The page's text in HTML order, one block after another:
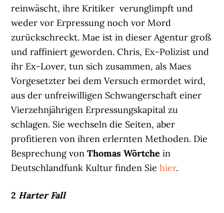
reinwäscht, ihre Kritiker verunglimpft und
weder vor Erpressung noch vor Mord
zurückschreckt. Mae ist in dieser Agentur groß
und raffiniert geworden. Chris, Ex-Polizist und
ihr Ex-Lover, tun sich zusammen, als Maes
Vorgesetzter bei dem Versuch ermordet wird,
aus der unfreiwilligen Schwangerschaft einer
Vierzehnjährigen Erpressungskapital zu
schlagen. Sie wechseln die Seiten, aber
profitieren von ihren erlernten Methoden. Die
Besprechung vonThomas Wörtche in
Deutschlandfunk Kultur finden Siehier.
2 Harter Fall